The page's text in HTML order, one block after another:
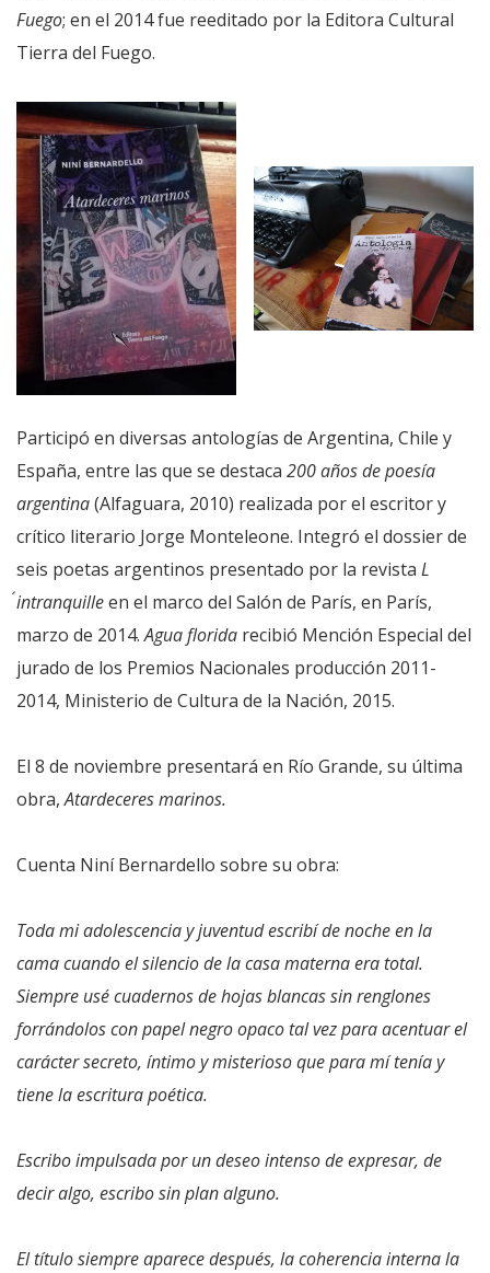
Fuego; en el 2014 fue reeditado por la Editora Cultural
Tierra del Fuego.
Participó en diversas antologías de Argentina, Chile y
España, entre las que se destaca 200 años de poesía
argentina(Alfaguara, 2010) realizada por el escritor y
crítico literario Jorge Monteleone. Integró el dossier de
seis poetas argentinos presentado por la revista L
´intranquilleen el marco del Salón de París, en París,
marzo de 2014.Agua florida recibió Mención Especial del
jurado de los Premios Nacionales producción 2011-
2014, Ministerio de Cultura de la Nación, 2015.
El 8 de noviembre presentará en Río Grande, su última
obra,Atardeceres marinos.
Cuenta Niní Bernardello sobre su obra:
Toda mi adolescencia y juventud escribí de noche en la
cama cuando el silencio de la casa materna era total.
Siempre usé cuadernos de hojas blancas sin renglones
forrándolos con papel negro opaco tal vez para acentuar el
carácter secreto, íntimo y misterioso que para mí tenía y
tiene la escritura poética.
Escribo impulsada por un deseo intenso de expresar, de
decir algo, escribo sin plan alguno.
El título siempre aparece después, la coherencia interna la